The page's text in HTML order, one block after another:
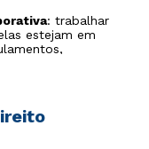
: trabalhar
estejam em
outros países,